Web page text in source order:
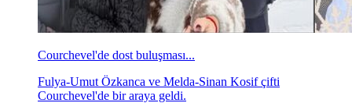
Courchevel'de dost buluşması...
Fulya-Umut Özkanca ve Melda-Sinan Kosif çifti
Courchevel'de bir araya geldi.